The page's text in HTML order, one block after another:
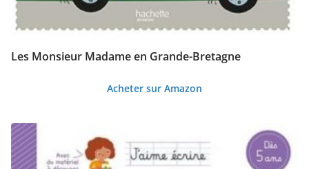
Les Monsieur Madame en Grande-Bretagne
Acheter sur Amazon